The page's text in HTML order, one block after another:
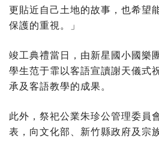
更貼近自己土地的故事，也希望
保護的重視。」
竣工典禮當日，由新星國小國樂
學生范于霏以客語宣讀謝天儀式
承及客語教學的成果。
此外，祭祀公業朱珍公管理委員
表，向文化部、新竹縣政府及宗